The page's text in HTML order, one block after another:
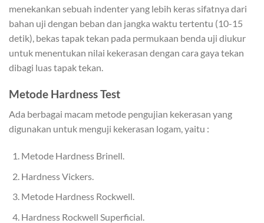
menekankan sebuah indenter yang lebih keras sifatnya dari
bahan uji dengan beban dan jangka waktu tertentu (10-15
detik), bekas tapak tekan pada permukaan benda uji diukur
untuk menentukan nilai kekerasan dengan cara gaya tekan
dibagi luas tapak tekan.
Metode Hardness Test
Ada berbagai macam metode pengujian kekerasan yang
digunakan untuk menguji kekerasan logam, yaitu :
Metode Hardness Brinell.
Hardness Vickers.
Metode Hardness Rockwell.
Hardness Rockwell Superficial.